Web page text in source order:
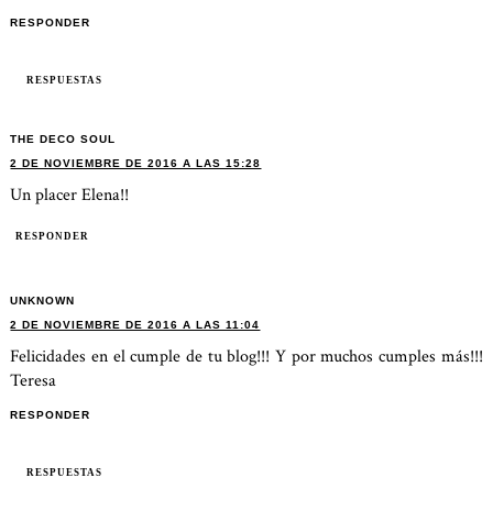
RESPONDER
RESPUESTAS
THE DECO SOUL
2 DE NOVIEMBRE DE 2016 A LAS 15:28
Un placer Elena!!
RESPONDER
UNKNOWN
2 DE NOVIEMBRE DE 2016 A LAS 11:04
Felicidades en el cumple de tu blog!!! Y por muchos cumples más!!!
Teresa
RESPONDER
RESPUESTAS